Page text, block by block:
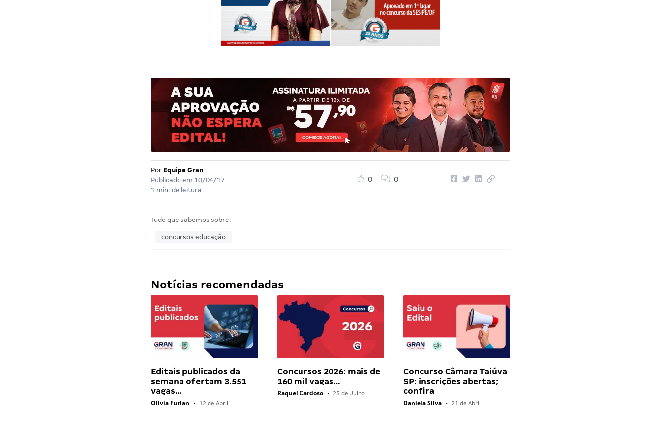
Por Equipe Gran
Publicado em 10/04/17
1 min. de leitura
0 0
Tudo que sabemos sobre:
concursos educação
Notícias recomendadas
Editais publicados da
semana ofertam 3.551
vagas…
Olivia Furlan • 12 de Abril
Concursos 2026: mais de
160 mil vagas…
Raquel Cardoso • 25 de Julho
Concurso Câmara Taiúva
SP: inscrições abertas;
confira
Daniela Silva • 21 de Abril